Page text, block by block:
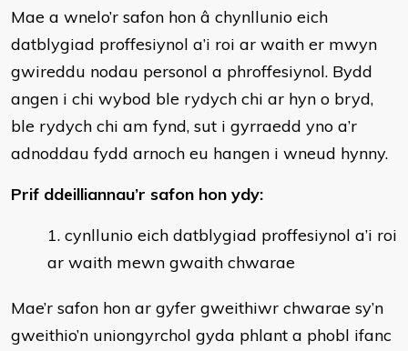
​Mae a wnelo’r safon hon â chynllunio eich
datblygiad proffesiynol a’i roi ar waith er mwyn
gwireddu nodau personol a phroffesiynol. Bydd
angen i chi wybod ble rydych chi ar hyn o bryd,
ble rydych chi am fynd, sut i gyrraedd yno a’r
adnoddau fydd arnoch eu hangen i wneud hynny.
Prif ddeilliannau’r safon hon ydy:
cynllunio eich datblygiad proffesiynol a’i roi
ar waith mewn gwaith chwarae
Mae’r safon hon ar gyfer gweithiwr chwarae sy’n
gweithio’n uniongyrchol gyda phlant a phobl ifanc